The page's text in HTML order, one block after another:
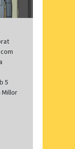
5
Millor